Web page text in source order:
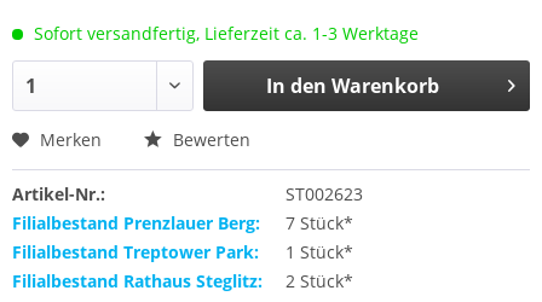
Sofort versandfertig, Lieferzeit ca. 1-3 Werktage
In den Warenkorb
Merken Bewerten
Artikel-Nr.:
ST002623
Filialbestand Prenzlauer Berg:
7 Stück*
Filialbestand Treptower Park:
1 Stück*
Filialbestand Rathaus Steglitz:
2 Stück*